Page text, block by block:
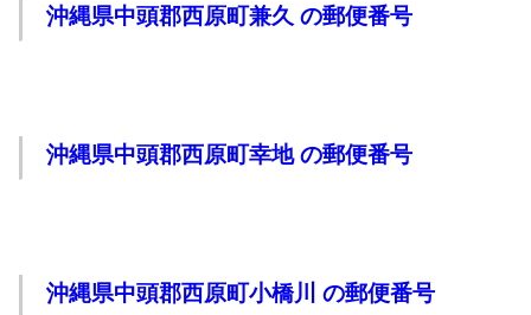
沖縄県中頭郡西原町兼久 の郵便番号
沖縄県中頭郡西原町幸地 の郵便番号
沖縄県中頭郡西原町小橋川 の郵便番号